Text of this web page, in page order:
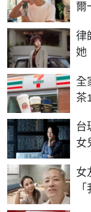
爾
律
她
全
茶
台
女
女